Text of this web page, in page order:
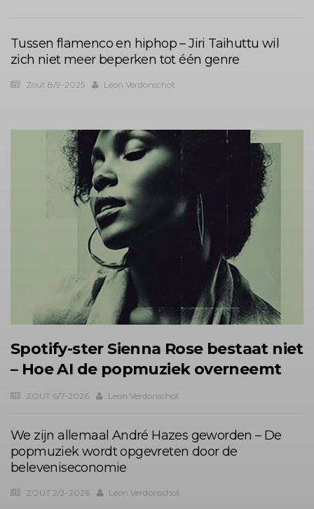
Tussen flamenco en hiphop – Jiri Taihuttu wil
zich niet meer beperken tot één genre
Zout 8/9-2025 Leon Verdonschot
Spotify-ster Sienna Rose bestaat niet
– Hoe AI de popmuziek overneemt
ZOUT 6/7-2026 Leon Verdonschot
We zijn allemaal André Hazes geworden – De
popmuziek wordt opgevreten door de
beleveniseconomie
ZOUT 2/3-2026 Leon Verdonschot